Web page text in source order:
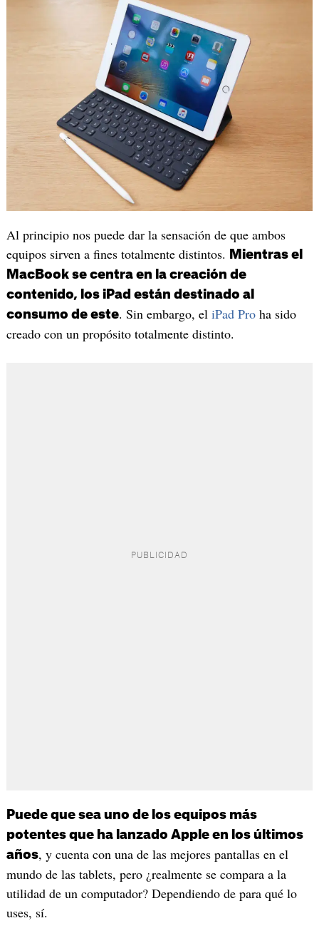
Al principio nos puede dar la sensación de que ambos
equipos sirven a fines totalmente distintos.
Mientras el
MacBook se centra en la creación de
contenido, los iPad están destinado al
consumo de este. Sin embargo, el iPad Proha sido
creado con un propósito totalmente distinto.
Puede que sea uno de los equipos más
potentes que ha lanzado Apple en los últimos
años, y cuenta con una de las mejores pantallas en el
mundo de las tablets, pero ¿realmente se compara a la
utilidad de un computador? Dependiendo de para qué lo
uses, sí.